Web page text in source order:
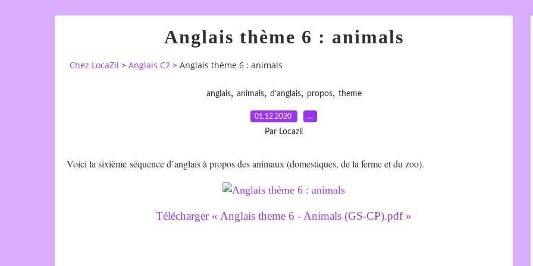
Anglais thème 6 : animals
Chez LocaZil > Anglais C2 > Anglais thème 6 : animals
anglais, animals, d’anglais, propos, theme
01.12.2020 …
Par Locazil
Voici la sixième séquence d’anglais à propos des animaux (domestiques, de la ferme et du zoo).
Télécharger « Anglais theme 6 - Animals (GS-CP).pdf »